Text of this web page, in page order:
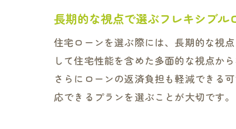
長期的な視点で選ぶフレキシブル
住宅ローンを選ぶ際には、長期的な視
して住宅性能を含めた多面的な視点か
さらにローンの返済負担も軽減できる
応できるプランを選ぶことが大切です